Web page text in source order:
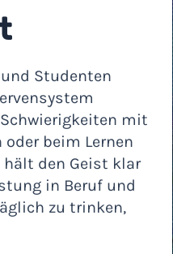
Studenten
mit
beim Lernen
hält den Geist klar
in Beruf und
zu trinken,